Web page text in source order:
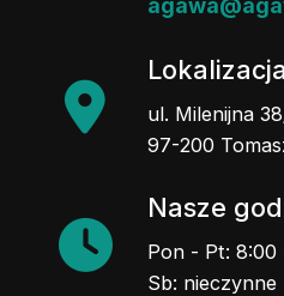
Lokalizacja
ul. Milenijna
97-200
Nasze
Pon - Pt: 8:00
Sb: nieczynne